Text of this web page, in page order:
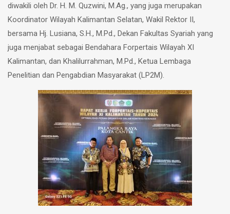
diwakili oleh Dr. H. M. Quzwini, M.Ag., yang juga merupakan
Koordinator Wilayah Kalimantan Selatan, Wakil Rektor II,
bersama Hj. Lusiana, S.H., M.Pd., Dekan Fakultas Syariah yang
juga menjabat sebagai Bendahara Forpertais Wilayah XI
Kalimantan, dan Khalilurrahman, M.Pd., Ketua Lembaga
Penelitian dan Pengabdian Masyarakat (LP2M).